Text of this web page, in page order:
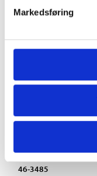
Markedsføring
319,-
skumringsrelé
46-3485